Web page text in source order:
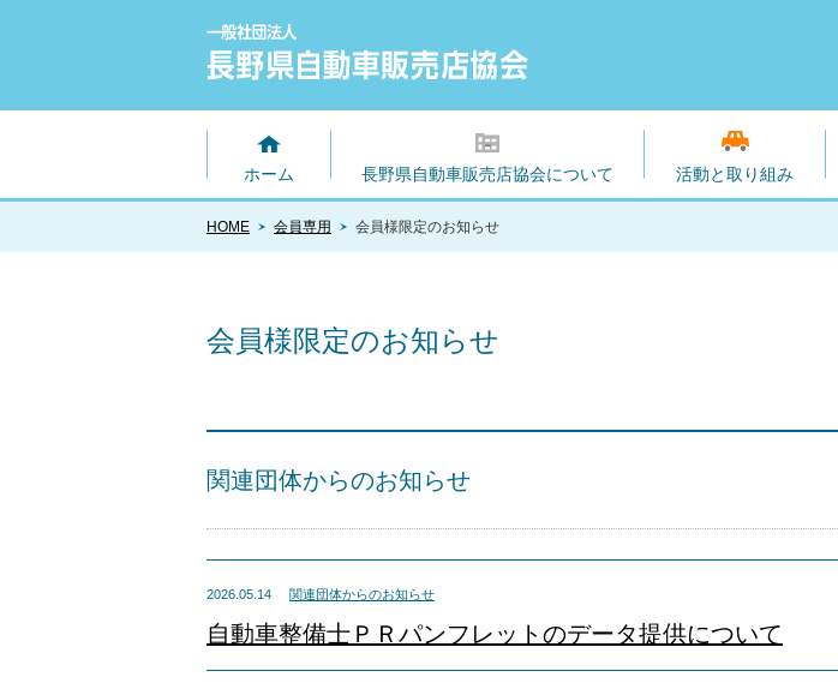
ホーム 長野県自動車販売店協会について 活動と取り組み
HOME 会員専用 会員様限定のお知らせ
会員様限定のお知らせ
関連団体からのお知らせ
2026.05.14 関連団体からのお知らせ
自動車整備士ＰＲパンフレットのデータ提供について